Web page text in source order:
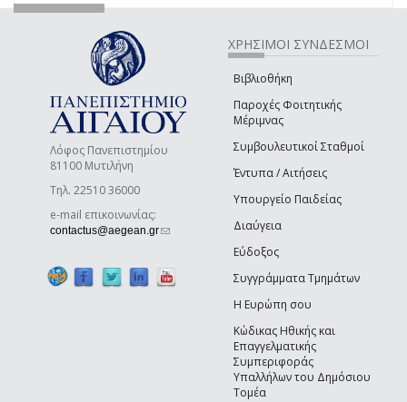
Λόφος Πανεπιστημίου
81100 Μυτιλήνη
Τηλ. 22510 36000
e-mail επικοινωνίας:
contactus@aegean.gr(link sends e-mail)
ΧΡΗΣΙΜΟΙ ΣΥΝΔΕΣΜΟΙ
Βιβλιοθήκη
Παροχές Φοιτητικής
Μέριμνας
Συμβουλευτικοί Σταθμοί
Έντυπα / Αιτήσεις
Υπουργείο Παιδείας
Διαύγεια
Εύδοξος
Συγγράμματα Τμημάτων
Η Ευρώπη σου
Κώδικας Ηθικής και
Επαγγελματικής
Συμπεριφοράς
Υπαλλήλων του Δημόσιου
Τομέα